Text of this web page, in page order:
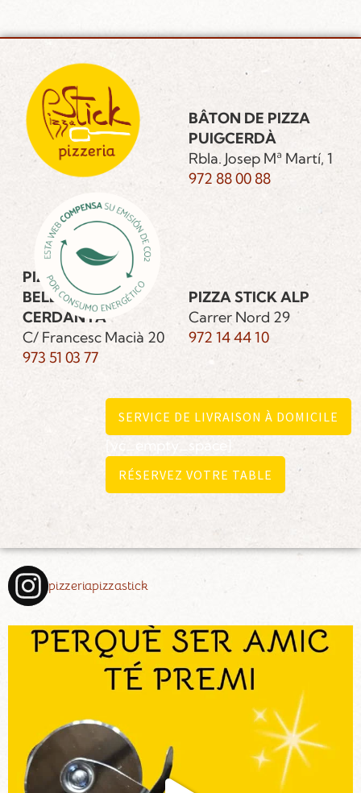
BÂTON DE PIZZA
PUIGCERDÀ
Rbla. Josep Mª Martí, 1
972 88 00 88
PIZZA STICK
BELLVER DE
CERDANYA
C/ Francesc Macià 20
973 51 03 77
PIZZA STICK ALP
Carrer Nord 29
972 14 44 10
SERVICE DE LIVRAISON À DOMICILE
[vc_empty_space]
RÉSERVEZ VOTRE TABLE
pizzeriapizzastick